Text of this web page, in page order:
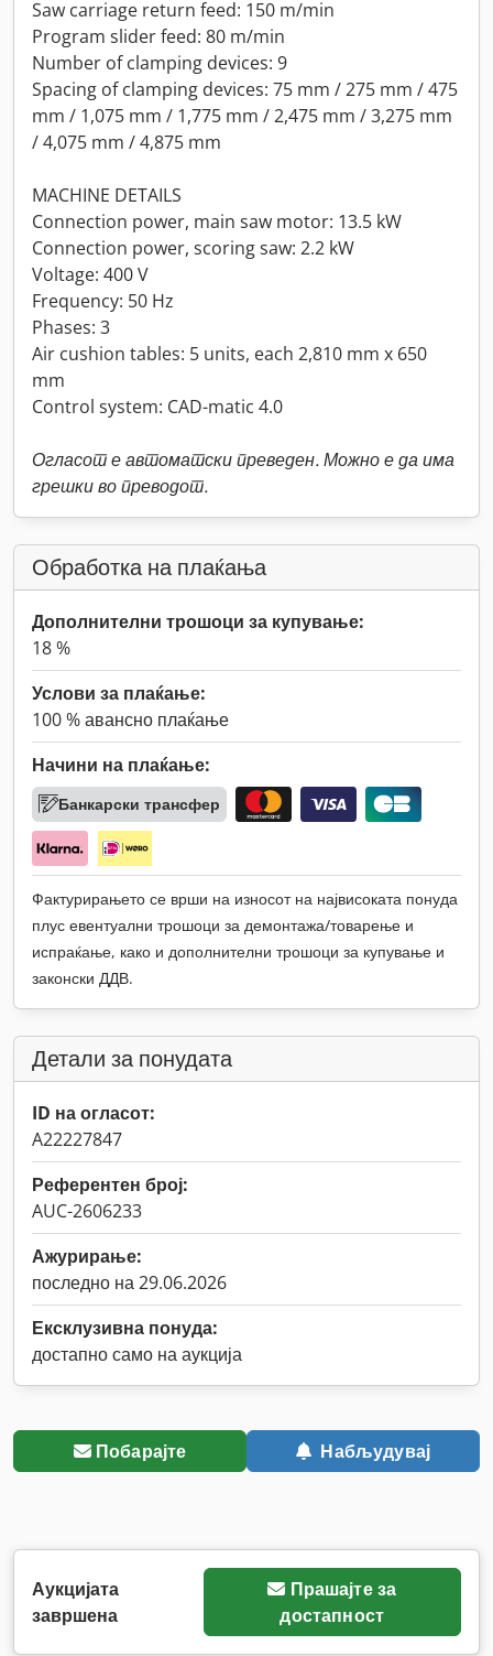
Saw carriage return feed: 150 m/min
Program slider feed: 80 m/min
Number of clamping devices: 9
Spacing of clamping devices: 75 mm / 275 mm / 475
mm / 1,075 mm / 1,775 mm / 2,475 mm / 3,275 mm
/ 4,075 mm / 4,875 mm
MACHINE DETAILS
Connection power, main saw motor: 13.5 kW
Connection power, scoring saw: 2.2 kW
Voltage: 400 V
Frequency: 50 Hz
Phases: 3
Air cushion tables: 5 units, each 2,810 mm x 650
mm
Control system: CAD-matic 4.0
Огласот е автоматски преведен. Можно е да има
грешки во преводот.
Обработка на плаќања
Дополнителни трошоци за купување:
18 %
Услови за плаќање:
100 % авансно плаќање
Начини на плаќање:
Банкарски трансфер
Фактурирањето се врши на износот на највисоката понуда
плус евентуални трошоци за демонтажа/товарење и
испраќање, како и дополнителни трошоци за купување и
законски ДДВ.
Детали за понудата
ID на огласот:
A22227847
Референтен број:
AUC-2606233
Ажурирање:
последно на 29.06.2026
Ексклузивна понуда:
достапно само на аукција
Побарајте Набљудувај
Аукцијата
завршена
Прашајте за
достапност